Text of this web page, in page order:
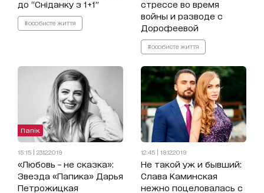
до “Сніданку з 1+1”
#особисте життя
стрессе во время
войны и разводе с
Дорофеевой
#особисте життя
Папік
15:15 | 23.12.2019
«Любовь – не сказка»:
Звезда «Папика» Дарья
Петрожицкая
12:45 | 19.12.2019
Не такой уж и бывший:
Слава Каминская
нежно поцеловалась с